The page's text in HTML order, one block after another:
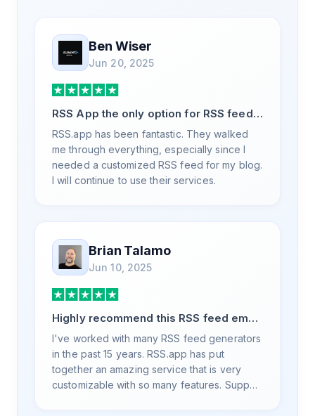
Ben Wiser
Jun 20, 2025
RSS App the only option for RSS feed
generation
RSS.app has been fantastic. They walked
me through everything, especially since I
needed a customized RSS feed for my blog.
I will continue to use their services.
Brian Talamo
Jun 10, 2025
Highly recommend this RSS feed email
/ widget generator service.
I've worked with many RSS feed generators
in the past 15 years. RSS.app has put
together an amazing service that is very
customizable with so many features. Support